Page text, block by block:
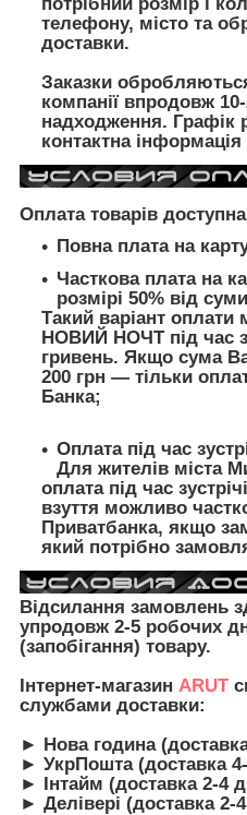
телефону, місто та
доставки.
Заказки
компанії впродовж
надходження. Графік
контактна
Оплата товарів
Повна плата на
Часткова плата на
розмірі 50% від
Такий варіант
НОВИЙ НОЧТ під час
гривень. Якщо сума
200 грн — тільки
Банка;
Оплата під час
Для жителів міста
оплата під час
взуття можливо
Приватбанка, якщо
який потрібно
Відсилання замовлень
упродовж 2-5 робочих
(запобігання) товару.
Інтернет-магазин ARUT
службами доставки:
► Нова година
► УкрПошта (доставка
► Інтайм (доставка 2-4
► Делівері (доставка 2-